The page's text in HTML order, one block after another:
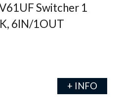
Switcher 1
6IN/1OUT
+ INFO